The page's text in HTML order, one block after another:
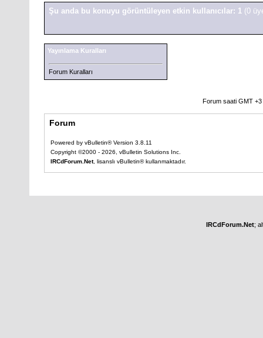
Şu anda bu konuyu görüntüleyen etkin kullanıcılar: 1 (0
Yayınlama Kuralları
Forum Kuralları
Forum saati GMT
Forum
Powered by vBulletin® Version 3.8.11
Copyright ©2000 - 2026, vBulletin Solutions Inc.
IRCdForum.Net, lisanslı vBulletin® kullanmaktadır.
IRCdForum.Net;